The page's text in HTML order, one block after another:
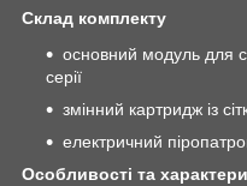
Склад комплекту
основний модуль для
серії
змінний картридж із
електричний
Особливості та